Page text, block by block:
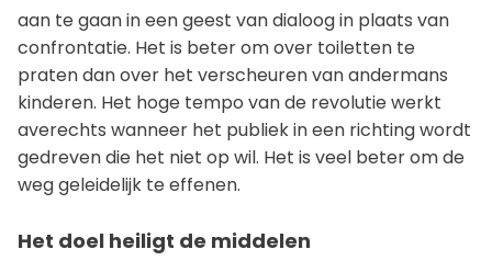
aan te gaan in een geest van dialoog in plaats van
confrontatie. Het is beter om over toiletten te
praten dan over het verscheuren van andermans
kinderen. Het hoge tempo van de revolutie werkt
averechts wanneer het publiek in een richting wordt
gedreven die het niet op wil. Het is veel beter om de
weg geleidelijk te effenen.
Het doel heiligt de middelen